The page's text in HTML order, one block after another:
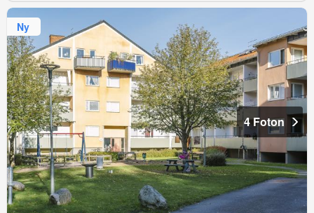
Ny
4 Foton